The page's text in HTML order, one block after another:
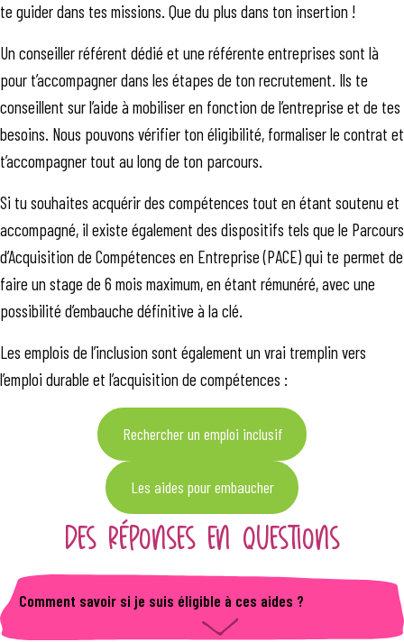
te guider dans tes missions. Que du plus dans ton insertion !
Un conseiller référent dédié et une référente entreprises sont là
pour t’accompagner dans les étapes de ton recrutement. Ils te
conseillent sur l’aide à mobiliser en fonction de l’entreprise et de tes
besoins. Nous pouvons vérifier ton éligibilité, formaliser le contrat et
t’accompagner tout au long de ton parcours.
Si tu souhaites acquérir des compétences tout en étant soutenu et
accompagné, il existe également des dispositifs tels que le Parcours
d’Acquisition de Compétences en Entreprise (PACE) qui te permet de
faire un stage de 6 mois maximum, en étant rémunéré, avec une
possibilité d’embauche définitive à la clé.
Les emplois de l’inclusion sont également un vrai tremplin vers
l’emploi durable et l’acquisition de compétences :
Rechercher un emploi inclusif
Les aides pour embaucher
DES RÉPONSES EN QUESTIONS
Comment savoir si je suis éligible à ces aides ?
En tant que jeune, je contacte mon conseiller référent